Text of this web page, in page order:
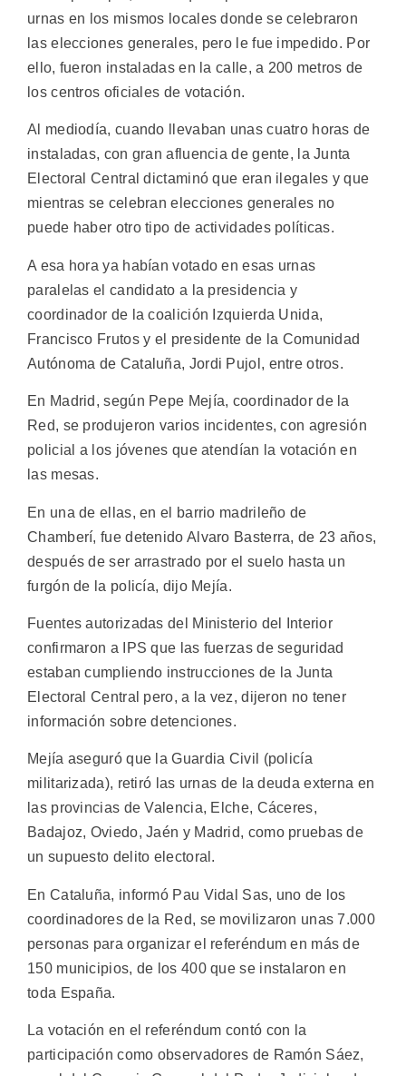
urnas en los mismos locales donde se celebraron
las elecciones generales, pero le fue impedido. Por
ello, fueron instaladas en la calle, a 200 metros de
los centros oficiales de votación.
Al mediodía, cuando llevaban unas cuatro horas de
instaladas, con gran afluencia de gente, la Junta
Electoral Central dictaminó que eran ilegales y que
mientras se celebran elecciones generales no
puede haber otro tipo de actividades políticas.
A esa hora ya habían votado en esas urnas
paralelas el candidato a la presidencia y
coordinador de la coalición Izquierda Unida,
Francisco Frutos y el presidente de la Comunidad
Autónoma de Cataluña, Jordi Pujol, entre otros.
En Madrid, según Pepe Mejía, coordinador de la
Red, se produjeron varios incidentes, con agresión
policial a los jóvenes que atendían la votación en
las mesas.
En una de ellas, en el barrio madrileño de
Chamberí, fue detenido Alvaro Basterra, de 23 años,
después de ser arrastrado por el suelo hasta un
furgón de la policía, dijo Mejía.
Fuentes autorizadas del Ministerio del Interior
confirmaron a IPS que las fuerzas de seguridad
estaban cumpliendo instrucciones de la Junta
Electoral Central pero, a la vez, dijeron no tener
información sobre detenciones.
Mejía aseguró que la Guardia Civil (policía
militarizada), retiró las urnas de la deuda externa en
las provincias de Valencia, Elche, Cáceres,
Badajoz, Oviedo, Jaén y Madrid, como pruebas de
un supuesto delito electoral.
En Cataluña, informó Pau Vidal Sas, uno de los
coordinadores de la Red, se movilizaron unas 7.000
personas para organizar el referéndum en más de
150 municipios, de los 400 que se instalaron en
toda España.
La votación en el referéndum contó con la
participación como observadores de Ramón Sáez,